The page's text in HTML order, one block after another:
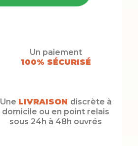
Un paiement
100% SÉCURISÉ
Une LIVRAISON discrète à
domicile ou en point relais
sous 24h à 48h ouvrés